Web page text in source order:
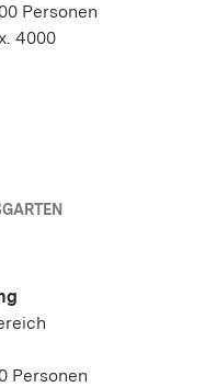
Personen
4000
Personen